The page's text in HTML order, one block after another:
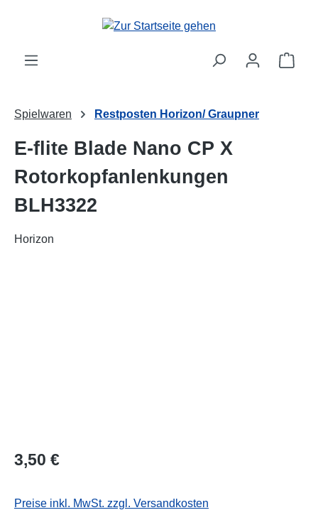
Spielwaren Restposten Horizon/ Graupner
E-flite Blade Nano CP X
Rotorkopfanlenkungen
BLH3322
Horizon
3,50 €
Preise inkl. MwSt. zzgl. Versandkosten